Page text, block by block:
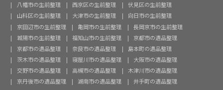
八幡市の生前整理
西京区の生前整理
伏見区の生前整理
山科区の生前整理
大津市の生前整理
向日市の生前整理
京田辺市の生前整理
亀岡市の生前整理
長岡京市の生前整理
城陽市の生前整理
福知山市の生前整理
京都市の遺品整理
京都市の遺品整理
奈良市の遺品整理
島本町の遺品整理
茨木市の遺品整理
寝屋川市の遺品整理
大阪市の遺品整理
交野市の遺品整理
高槻市の遺品整理
木津川市の遺品整理
京丹後市の遺品整理
湖南市の遺品整理
井手町の遺品整理